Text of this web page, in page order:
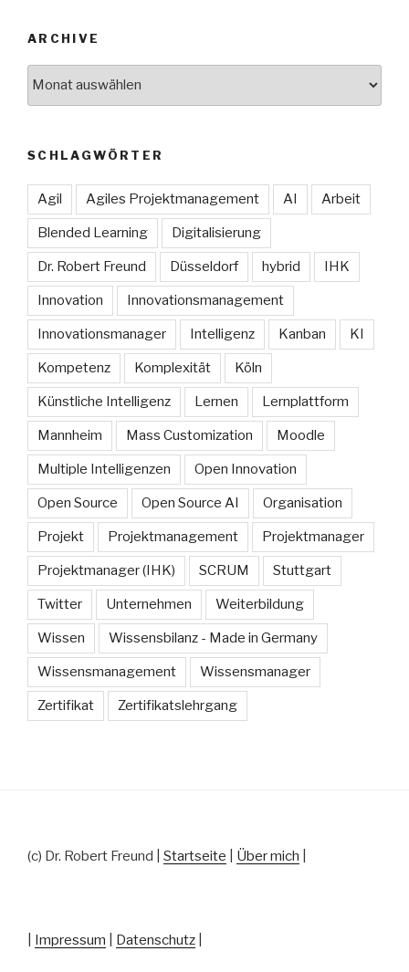
ARCHIVE
SCHLAGWÖRTER
Agil Agiles Projektmanagement AI Arbeit
Blended Learning Digitalisierung
Dr. Robert Freund Düsseldorf hybrid IHK
Innovation Innovationsmanagement
Innovationsmanager Intelligenz Kanban KI
Kompetenz Komplexität Köln
Künstliche Intelligenz Lernen Lernplattform
Mannheim Mass Customization Moodle
Multiple Intelligenzen Open Innovation
Open Source Open Source AI Organisation
Projekt Projektmanagement Projektmanager
Projektmanager (IHK) SCRUM Stuttgart
Twitter Unternehmen Weiterbildung
Wissen Wissensbilanz - Made in Germany
Wissensmanagement Wissensmanager
Zertifikat Zertifikatslehrgang
(c) Dr. Robert Freund | Startseite Über mich
Impressum Datenschutz